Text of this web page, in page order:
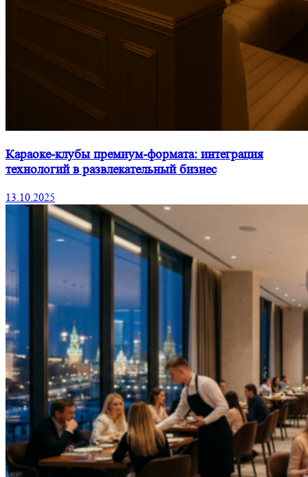
Караоке-клубы премиум-формата: интеграция
технологий в развлекательный бизнес
13.10.2025